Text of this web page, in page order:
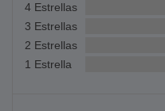
4 Estrellas
3 Estrellas
2 Estrellas
1 Estrella